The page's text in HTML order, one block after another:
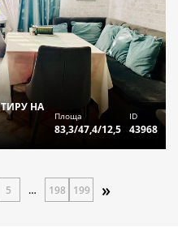
НА
Площа
83,3/47,4/12,5
ID
43968
5 … 198 199 »